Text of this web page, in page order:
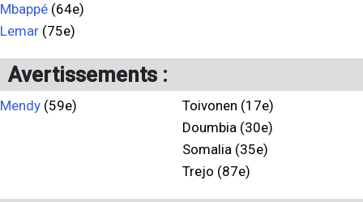
Mbappé (64e)
Lemar (75e)
Avertissements :
Mendy (59e)
Toivonen (17e)
Doumbia (30e)
Somalia (35e)
Trejo (87e)